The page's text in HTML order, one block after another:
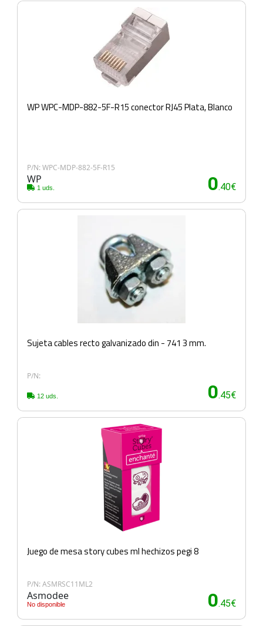
WP WPC-MDP-882-5F-R15 conector RJ45 Plata, Blanco
P/N: WPC-MDP-882-5F-R15
WP
1 uds. 0.40€
Sujeta cables recto galvanizado din - 741 3 mm.
P/N:
12 uds. 0.45€
Juego de mesa story cubes ml hechizos pegi 8
P/N: ASMRSC11ML2
Asmodee
No disponible 0.45€